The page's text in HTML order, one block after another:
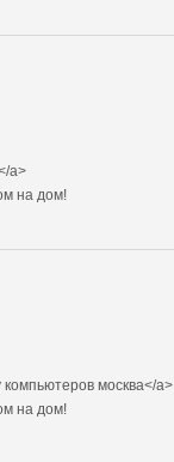
a>
на дом!
москва</a>
на дом!